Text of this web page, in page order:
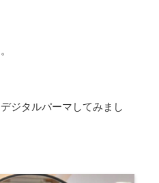
ジタルパーマしてみまし